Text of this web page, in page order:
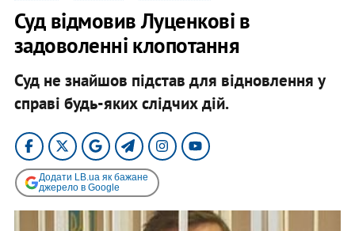
Суд відмовив Луценкові в
задоволенні клопотання
Суд не знайшов підстав для відновлення у
справі будь-яких слідчих дій.
Додати LB.ua як бажане
джерело в Google